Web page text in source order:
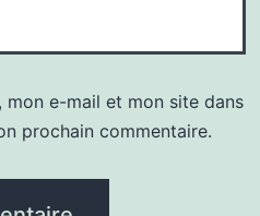
mon e-mail et mon site dans
prochain commentaire.